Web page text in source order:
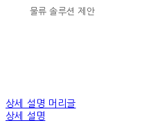
물류 솔루션 제안
상세 설명 머리글
상세 설명